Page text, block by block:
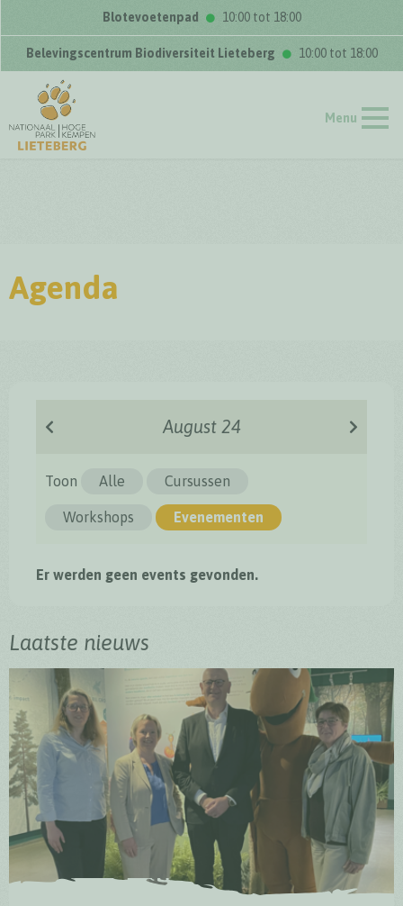
Blotevoetenpad 10:00 tot 18:00
Belevingscentrum Biodiversiteit Lieteberg 10:00 tot 18:00
Menu
Agenda
August 24
Toon Alle Cursussen
Workshops Evenementen
Er werden geen events gevonden.
Laatste nieuws